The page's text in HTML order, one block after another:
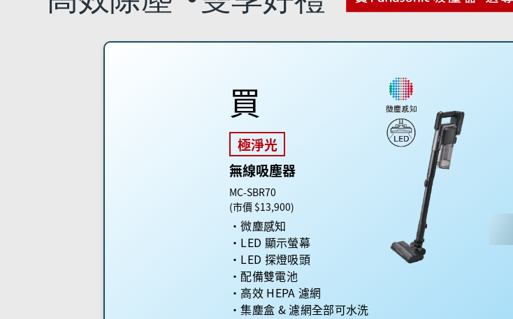
買
極淨光
無線吸塵器
MC-SBR70
(市價 $13,900)
微塵感知
LED 顯示螢幕
LED 探燈吸頭
配備雙電池
高效 HEPA 濾網
集塵盒 & 濾網全部可水洗